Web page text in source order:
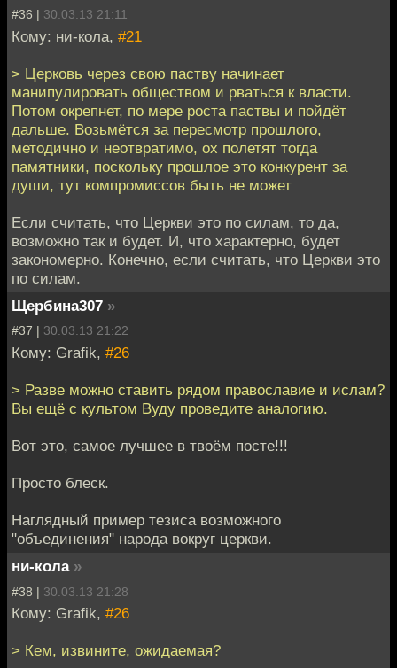
#36 | 30.03.13 21:11
Кому: ни-кола, #21
> Церковь через свою паству начинает
манипулировать обществом и рваться к власти.
Потом окрепнет, по мере роста паствы и пойдёт
дальше. Возьмётся за пересмотр прошлого,
методично и неотвратимо, ох полетят тогда
памятники, поскольку прошлое это конкурент за
души, тут компромиссов быть не может
Если считать, что Церкви это по силам, то да,
возможно так и будет. И, что характерно, будет
закономерно. Конечно, если считать, что Церкви это
по силам.
Щербина307 »
#37 | 30.03.13 21:22
Кому: Grafik, #26
> Разве можно ставить рядом православие и ислам?
Вы ещё с культом Вуду проведите аналогию.
Вот это, самое лучшее в твоём посте!!!
Просто блеск.
Наглядный пример тезиса возможного
"объединения" народа вокруг церкви.
ни-кола »
#38 | 30.03.13 21:28
Кому: Grafik, #26
> Кем, извините, ожидаемая?